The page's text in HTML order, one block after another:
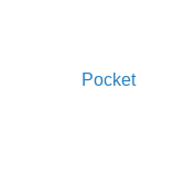
Pocket